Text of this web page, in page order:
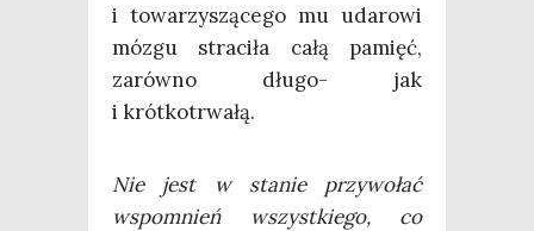
i towa­rzy­szą­ce­go mu uda­ro­wi
mózgu stra­ci­ła całą pamięć,
zarów­no dłu­go- jak
i krótkotrwałą.
Nie jest w sta­nie przy­wo­łać
wspo­mnień wszyst­kie­go, co